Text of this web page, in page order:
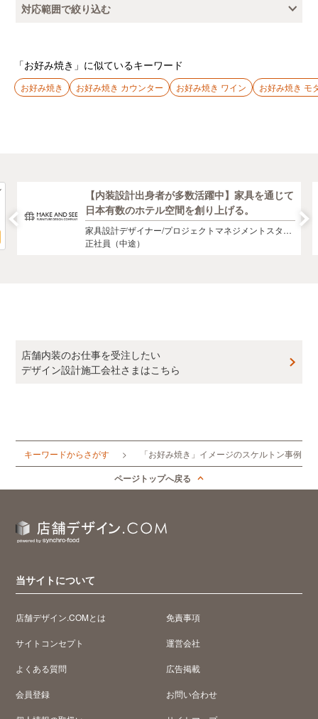
対応範囲で絞り込む
「お好み焼き」に似ているキーワード
お好み焼き お好み焼き カウンター お好み焼き ワイン お好み焼き モ
【内装設計出身者が多数活躍中】家具を通じて
日本有数のホテル空間を創り上げる。
家具設計デザイナー/プロジェクトマネジメントスタッ
フ
正社員（中途）
店舗内装のお仕事を受注したい
デザイン設計施工会社さまはこちら
キーワードからさがす 「お好み焼き」イメージのスケルトン事例
ページトップへ戻る
当サイトについて
店舗デザイン.COMとは
サイトコンセプト
よくある質問
会員登録
免責事項
運営会社
広告掲載
お問い合わせ